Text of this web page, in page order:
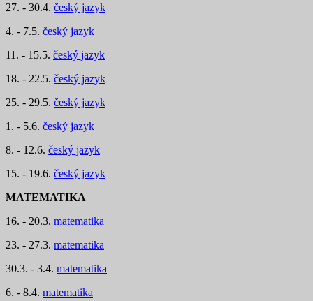
27. - 30.4. český jazyk
4. - 7.5. český jazyk
11. - 15.5. český jazyk
18. - 22.5. český jazyk
25. - 29.5. český jazyk
1. - 5.6. český jazyk
8. - 12.6. český jazyk
15. - 19.6. český jazyk
MATEMATIKA
16. - 20.3. matematika
23. - 27.3. matematika
30.3. - 3.4. matematika
6. - 8.4. matematika